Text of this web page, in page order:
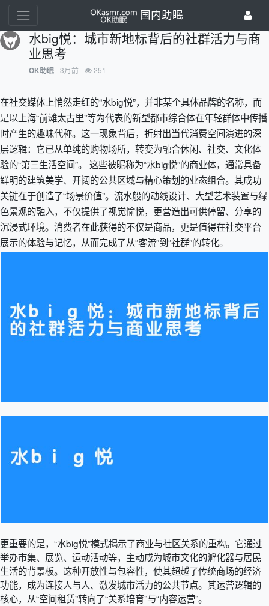
国内助眠
水big悦：城市新地标背后的社群活力与商
业思考
OK助眠 3月前 251
在社交媒体上悄然走红的“水big悦”，并非某个具体品牌的名称，而
是以上海“前滩太古里”等为代表的新型都市综合体在年轻群体中传播
时产生的趣味代称。这一现象背后，折射出当代消费空间演进的深
层逻辑：它已从单纯的购物场所，转变为融合休闲、社交、文化体
验的“第三生活空间”。 这些被昵称为“水big悦”的商业体，通常具备
鲜明的建筑美学、开阔的公共区域与精心策划的业态组合。其成功
关键在于创造了“场景价值”。流水般的动线设计、大型艺术装置与绿
色景观的融入，不仅提供了视觉愉悦，更营造出可供停留、分享的
沉浸式环境。消费者在此获得的不仅是商品，更是值得在社交平台
展示的体验与记忆，从而完成了从“客流”到“社群”的转化。
更重要的是，“水big悦”模式揭示了商业与社区关系的重构。它通过
举办市集、展览、运动活动等，主动成为城市文化的孵化器与居民
生活的背景板。这种开放性与包容性，使其超越了传统商场的经济
功能，成为连接人与人、激发城市活力的公共节点。其运营逻辑的
核心，从“空间租赁”转向了“关系培育”与“内容运营”。